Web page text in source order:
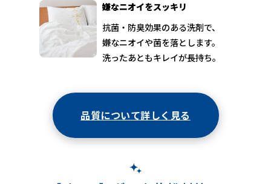
嫌なニオイをスッキリ
抗菌・防臭効果のある洗剤で、
嫌なニオイや菌を落とします。
洗ったあともキレイが長持ち。
品質について詳しく見る